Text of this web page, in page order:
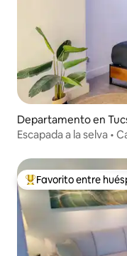
Departamento en
Escapada a la selva •
Favorito entre los
Favorito entre